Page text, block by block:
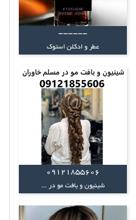
------
عطر و ادکلن استوک
09121855606
شینیون و بافت مو در ...